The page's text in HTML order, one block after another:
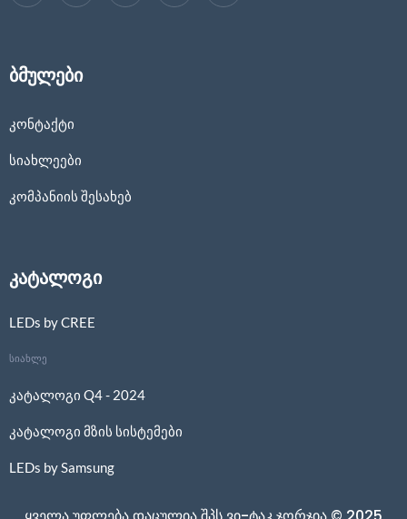
ბმულები
კონტაქტი
სიახლეები
კომპანიის შესახებ
კატალოგი
LEDs by CREE
სიახლე
კატალოგი Q4 - 2024
კატალოგი მზის სისტემები
LEDs by Samsung